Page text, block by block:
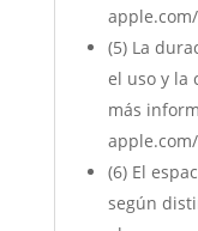
(5) La
el uso y la
más
(6) El
según